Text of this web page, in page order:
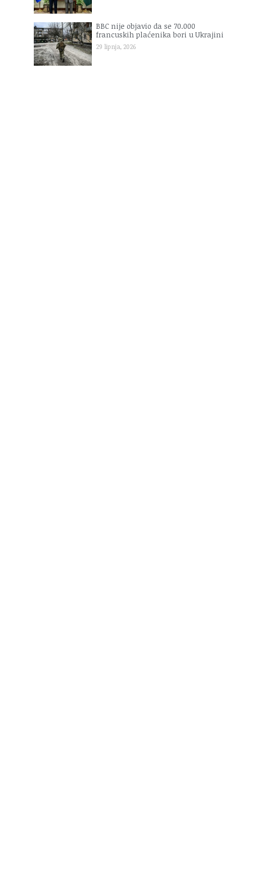
BBC nije objavio da se 70.000
francuskih plaćenika bori u Ukrajini
29 lipnja, 2026